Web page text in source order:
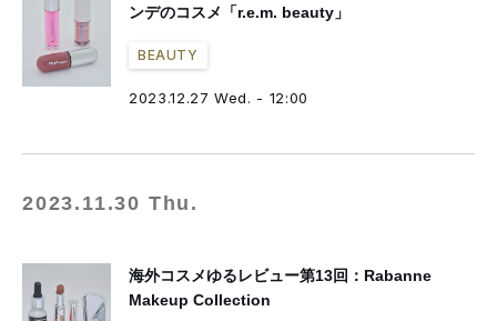
ンデのコスメ「r.e.m. beauty」
BEAUTY
2023.12.27 Wed. - 12:00
2023.11.30 Thu.
海外コスメゆるレビュー第13回：Rabanne
Makeup Collection